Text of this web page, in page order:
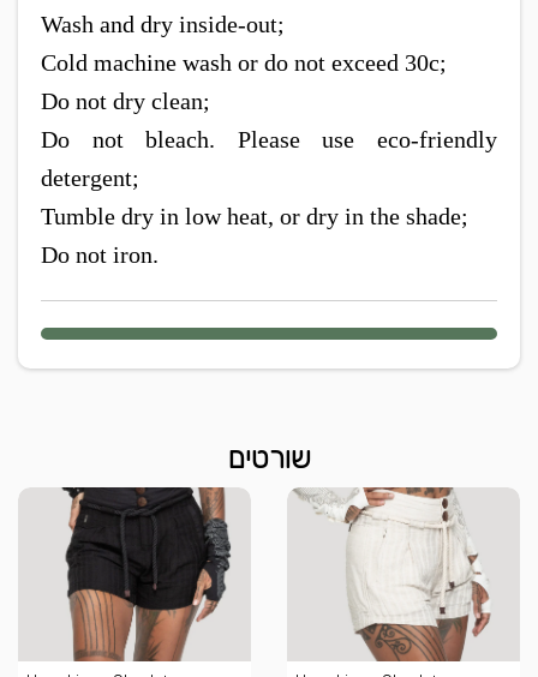
Wash and dry inside-out;
Cold machine wash or do not exceed 30c;
Do not dry clean;
Do not bleach. Please use eco-friendly
detergent;
Tumble dry in low heat, or dry in the shade;
Do not iron.
שורטים